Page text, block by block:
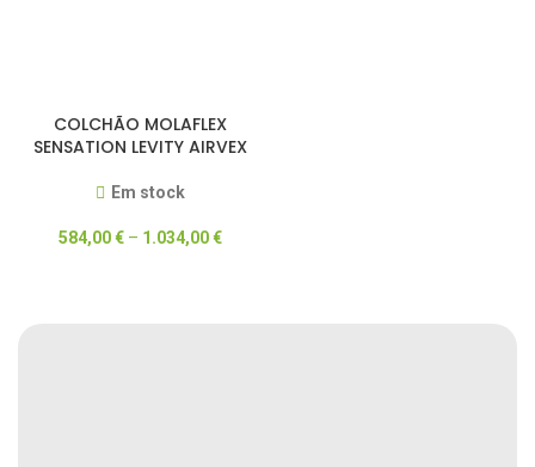
COLCHÃO MOLAFLEX
SENSATION LEVITY AIRVEX
Em stock
584,00€– 1.034,00€